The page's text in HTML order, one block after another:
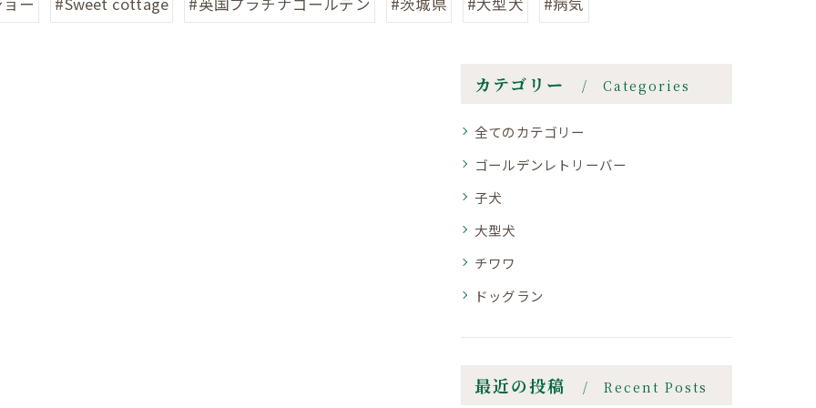
カテゴリー Categories
全てのカテゴリー
ゴールデンレトリーバー
子犬
大型犬
チワワ
ドッグラン
最近の投稿 Recent Posts